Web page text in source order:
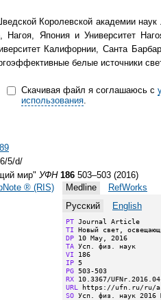
Королевской академии
Нагоя, Япония и Университет
Калифорнии, Санта
белые источники
Скачивая файл я соглашаюсь с
использования.
5/d/
мир" УФН 186 503–503 (2016)
® (RIS) Medline
RefWorks
Русский
English
PT
TI
DP
TA
VI
IP
PG
RX
URL
SO Усп. физ. наук 2016